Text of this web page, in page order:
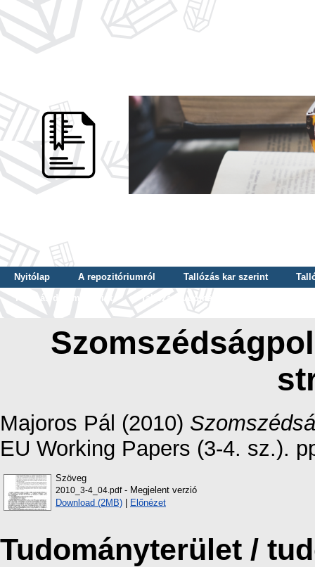
Nyitólap A repozitóriumról Tallózás kar szerint
Tallózás dátum szerint
Tallózás tudományterület szerint
Majoros Pál (2010)
EU Working Papers (3-4. sz.).
Szöveg
2010_3-4_04.pdf- Megjelent verzió
Download (2MB) | Előnézet
Tudományterület /